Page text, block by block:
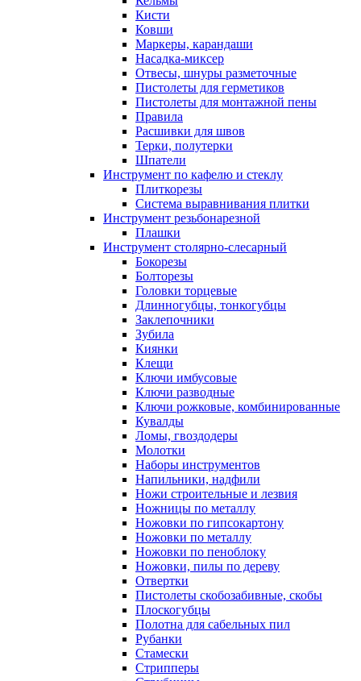
Кисти
Ковши
Маркеры, карандаши
Насадка-миксер
Отвесы, шнуры разметочные
Пистолеты для герметиков
Пистолеты для монтажной пены
Правила
Расшивки для швов
Терки, полутерки
Шпатели
Инструмент по кафелю и стеклу
Плиткорезы
Система выравнивания плитки
Инструмент резьбонарезной
Плашки
Инструмент столярно-слесарный
Бокорезы
Болторезы
Головки торцевые
Длинногубцы, тонкогубцы
Заклепочники
Зубила
Киянки
Клещи
Ключи имбусовые
Ключи разводные
Ключи рожковые, комбинированные
Кувалды
Ломы, гвоздодеры
Молотки
Наборы инструментов
Напильники, надфили
Ножи строительные и лезвия
Ножницы по металлу
Ножовки по гипсокартону
Ножовки по металлу
Ножовки по пеноблоку
Ножовки, пилы по дереву
Отвертки
Пистолеты скобозабивные, скобы
Плоскогубцы
Полотна для сабельных пил
Рубанки
Стамески
Стрипперы